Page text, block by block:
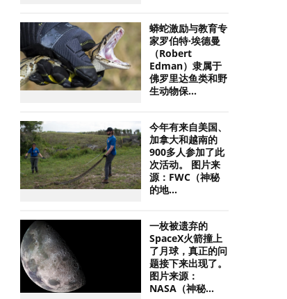
蟒蛇激励与教育专
家罗伯特·埃德曼
（Robert
Edman）隶属于
佛罗里达鱼类和野
生动物保...
今年有来自美国、
加拿大和越南的
900多人参加了此
次活动。 图片来
源：FWC（神秘
的地...
一枚被遗弃的
SpaceX火箭撞上
了月球，真正的问
题接下来出现了。
图片来源：
NASA（神秘...